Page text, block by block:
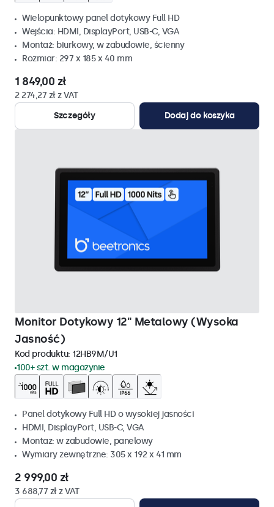
Wielopunktowy panel dotykowy Full HD
Wejścia: HDMI, DisplayPort, USB-C, VGA
Montaż: biurkowy, w zabudowie, ścienny
Rozmiar: 297 x 185 x 40 mm
1 849,00 zł
2 274,27 zł z VAT
Szczegóły
Dodaj do koszyka
Monitor Dotykowy 12" Metalowy (Wysoka
Jasność)
Kod produktu: 12HB9M/U1
100+ szt. w magazynie
Panel dotykowy Full HD o wysokiej jasności
HDMI, DisplayPort, USB-C, VGA
Montaz: w zabudowie, panelowy
Wymiary zewnętrzne: 305 x 192 x 41 mm
2 999,00 zł
3 688,77 zł z VAT